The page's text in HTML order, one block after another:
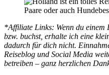
*Affiliate Links: Wenn du einem
bzw. buchst, erhalte ich eine
dadurch für dich nicht.
Reiseblog und Social Media
betreiben – ganz herzlichen